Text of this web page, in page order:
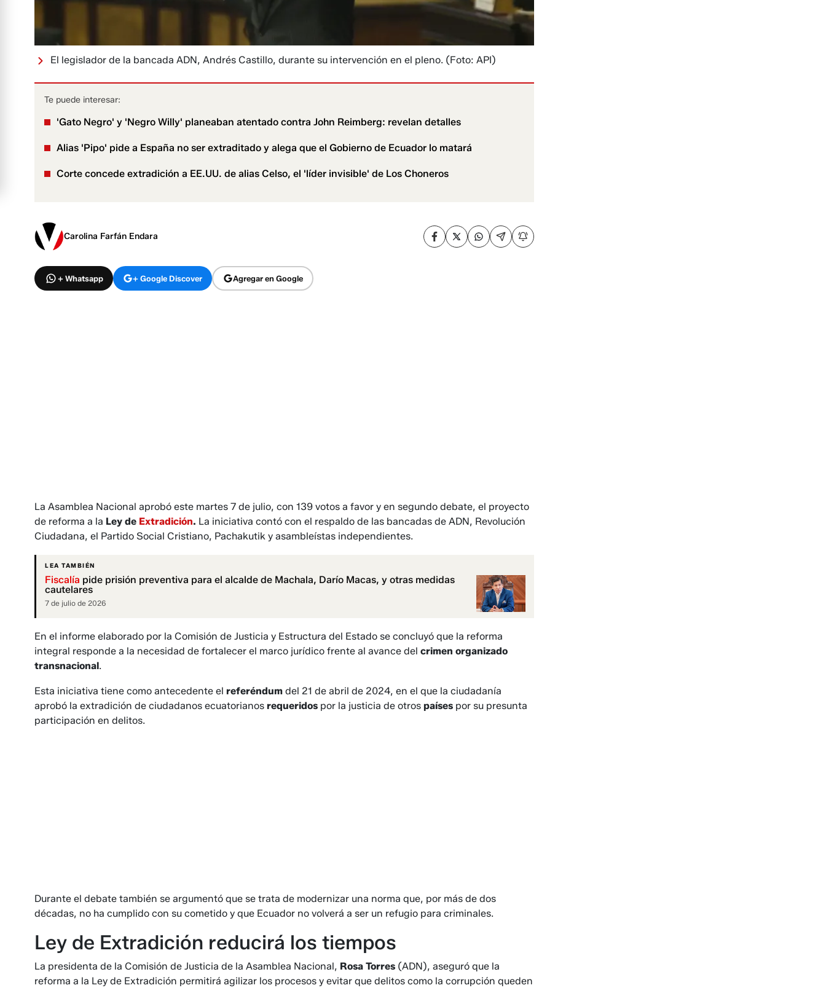
El legislador de la bancada ADN, Andrés Castillo, durante su intervención en el pleno. (Foto: API)
Te puede interesar:
'Gato Negro' y 'Negro Willy' planeaban atentado contra John Reimberg: revelan detalles
Alias 'Pipo' pide a España no ser extraditado y alega que el Gobierno de Ecuador lo matará
Corte concede extradición a EE.UU. de alias Celso, el 'líder invisible' de Los Choneros
Carolina Farfán Endara
+ Whatsapp + Google Discover Agregar en Google
La Asamblea Nacional aprobó este martes 7 de julio, con 139 votos a favor y en segundo debate, el proyecto
de reforma a la Ley de Extradición. La iniciativa contó con el respaldo de las bancadas de ADN, Revolución
Ciudadana, el Partido Social Cristiano, Pachakutik y asambleístas independientes.
LEA TAMBIÉN
Fiscalía pide prisión preventiva para el alcalde de Machala, Darío Macas, y otras medidas
cautelares
7 de julio de 2026
En el informe elaborado por la Comisión de Justicia y Estructura del Estado se concluyó que la reforma
integral responde a la necesidad de fortalecer el marco jurídico frente al avance del crimen organizado
transnacional.
Esta iniciativa tiene como antecedente el referéndum del 21 de abril de 2024, en el que la ciudadanía
aprobó la extradición de ciudadanos ecuatorianos requeridos por la justicia de otros países por su presunta
participación en delitos.
Durante el debate también se argumentó que se trata de modernizar una norma que, por más de dos
décadas, no ha cumplido con su cometido y que Ecuador no volverá a ser un refugio para criminales.
Ley de Extradición reducirá los tiempos
La presidenta de la Comisión de Justicia de la Asamblea Nacional, Rosa Torres (ADN), aseguró que la
reforma a la Ley de Extradición permitirá agilizar los procesos y evitar que delitos como la corrupción queden